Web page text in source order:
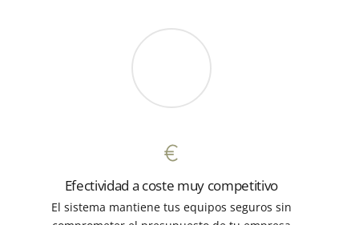
Efectividad a coste muy competitivo
El sistema mantiene tus equipos seguros sin